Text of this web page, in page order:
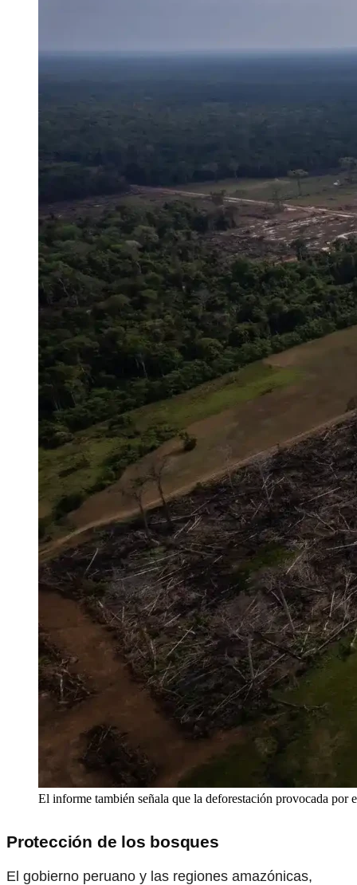
El informe también señala que la deforestación provocada por
Protección de los bosques
El gobierno peruano y las regiones amazónicas,